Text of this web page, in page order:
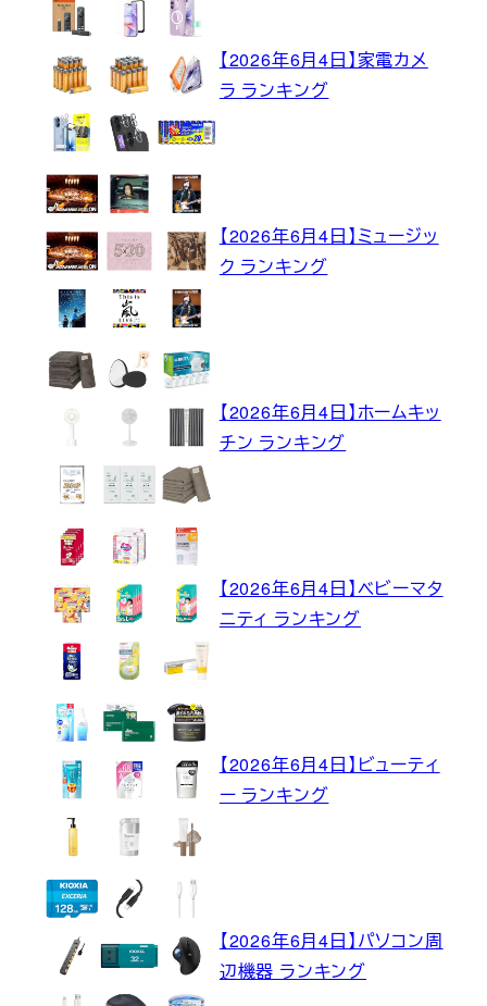
【2026年6月4日】家電カメ
ラ ランキング
【2026年6月4日】ミュージッ
ク ランキング
【2026年6月4日】ホームキッ
チン ランキング
【2026年6月4日】ベビーマタ
ニティ ランキング
【2026年6月4日】ビューティ
ー ランキング
【2026年6月4日】パソコン周
辺機器 ランキング